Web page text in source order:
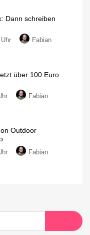
Dann schreiben
Fabian
über 100 Euro
Fabian
Outdoor
Fabian